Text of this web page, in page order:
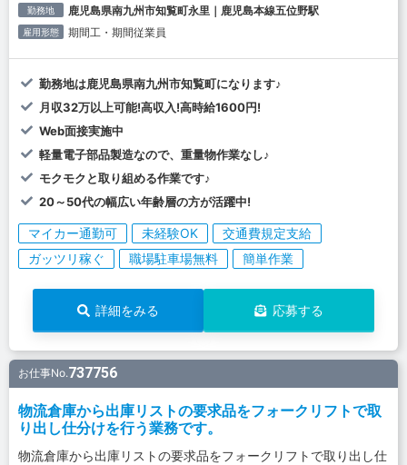
勤務地 鹿児島県南九州市知覧町永里｜鹿児島本線五位野駅
雇用形態 期間工・期間従業員
勤務地は鹿児島県南九州市知覧町になります♪
月収32万以上可能!高収入!高時給1600円!
Web面接実施中
軽量電子部品製造なので、重量物作業なし♪
モクモクと取り組める作業です♪
20～50代の幅広い年齢層の方が活躍中!
マイカー通勤可 未経験OK
交通費規定支給
ガッツリ稼ぐ
職場駐車場無料 簡単作業
詳細をみる 応募する
お仕事No.737756
物流倉庫から出庫リストの要求品をフォークリフトで取
り出し仕分けを行う業務です。
物流倉庫から出庫リストの要求品をフォークリフトで取り出し仕